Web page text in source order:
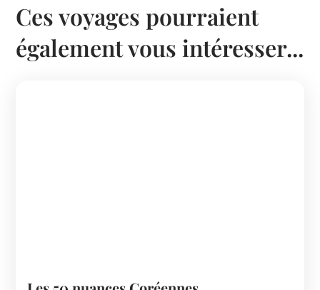
Ces voyages pourraient
également vous intéresser...